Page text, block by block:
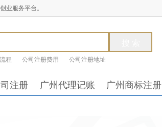
业服务平台。
程 公司注册费用 公司注册地址
注册 广州代理记账 广州商标注册